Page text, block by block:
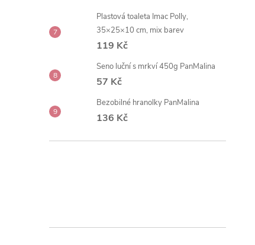
p
n
e
l
Plastová toaleta Imac Polly,
35×25×10 cm, mix barev
119 Kč
Seno luční s mrkví 450g PanMalina
57 Kč
Bezobilné hranolky PanMalina
136 Kč